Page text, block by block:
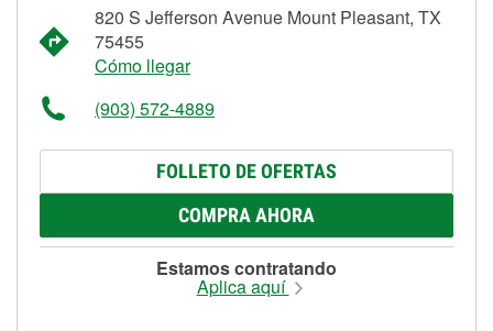
820 S Jefferson Avenue Mount Pleasant, TX
75455
Cómo llegar
(903) 572-4889
FOLLETO DE OFERTAS
COMPRA AHORA
Estamos contratando
Aplica aquí